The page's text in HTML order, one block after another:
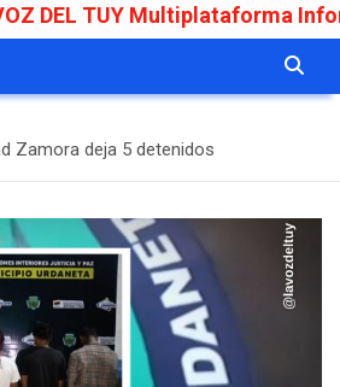
TUY Multiplataforma
Zamora deja 5 detenidos